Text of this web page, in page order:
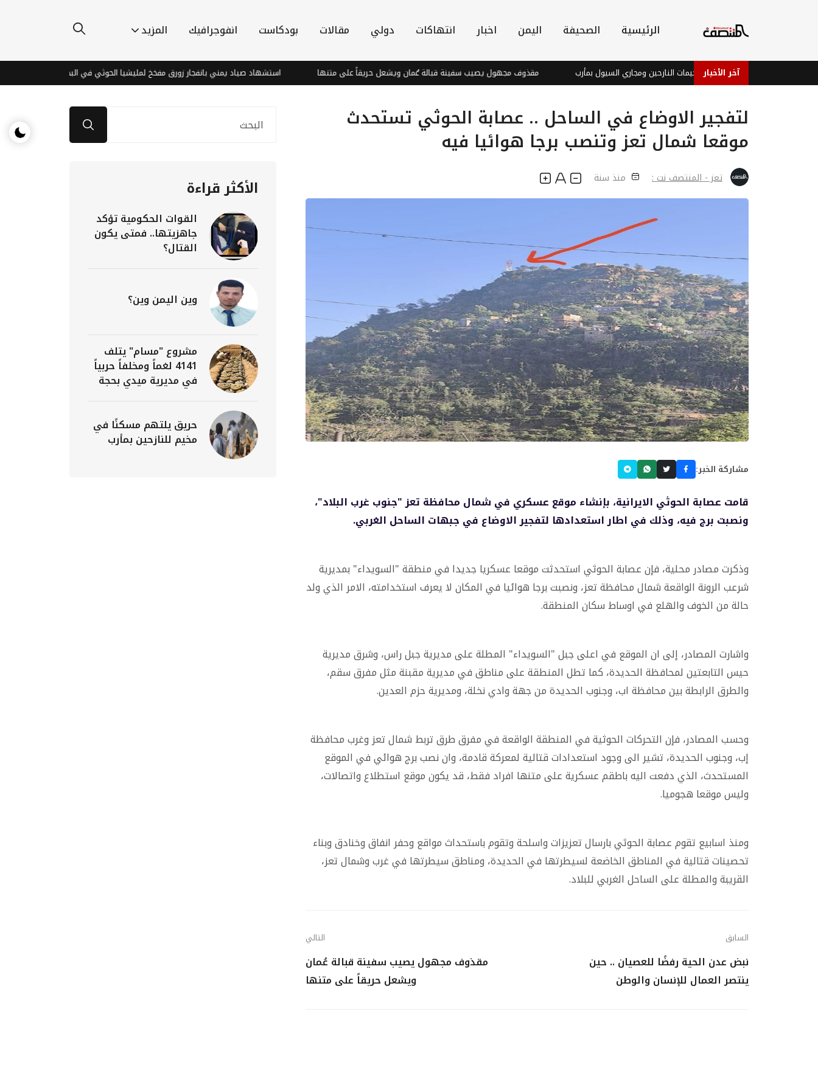
الرئيسية الصحيفة اليمن اخبار انتهاكات دولي مقالات بودكاست انفوجرافيك المزيد
آخر الأخبار
إتلاف ألغام وذخائر من مخيمات النازحين ومجاري السيول بمأرب مقذوف مجهول يصيب سفينة قبالة عُمان ويشعل حريقاً على متنها استشهاد صياد يمني بانفجار زورق مفخخ لمليشيا الحوثي في البحر الأحمر
لتفجير الاوضاع في الساحل .. عصابة الحوثي تستحدث
موقعا شمال تعز وتنصب برجا هوائيا فيه
تعز - المنتصف نت : منذ سنة
مشاركة الخبر:
قامت عصابة الحوثي الايرانية، بإنشاء موقع عسكري في شمال محافظة تعز "جنوب غرب البلاد"،
ونصبت برج فيه، وذلك في اطار استعدادها لتفجير الاوضاع في جبهات الساحل الغربي.
وذكرت مصادر محلية، فإن عصابة الحوثي استحدثت موقعا عسكريا جديدا في منطقة "السويداء" بمديرية
شرعب الرونة الواقعة شمال محافظة تعز، ونصبت برجا هوائيا في المكان لا يعرف استخدامته، الامر الذي ولد
حالة من الخوف والهلع في اوساط سكان المنطقة.
واشارت المصادر، إلى ان الموقع في اعلى جبل "السويداء" المطلة على مديرية جبل راس، وشرق مديرية
حيس التابعتين لمحافظة الحديدة، كما تطل المنطقة على مناطق في مديرية مقبنة مثل مفرق سقم،
والطرق الرابطة بين محافظة اب، وجنوب الحديدة من جهة وادي نخلة، ومديرية حزم العدين.
وحسب المصادر، فإن التحركات الحوثية في المنطقة الواقعة في مفرق طرق تربط شمال تعز وغرب محافظة
إب، وجنوب الحديدة، تشير الى وجود استعدادات قتالية لمعركة قادمة، وان نصب برج هوائي في الموقع
المستحدث، الذي دفعت اليه باطقم عسكرية على متنها افراد فقط، قد يكون موقع استطلاع واتصالات،
وليس موقعا هجوميا.
ومنذ اسابيع تقوم عصابة الحوثي بارسال تعزيزات واسلحة وتقوم باستحداث مواقع وحفر انفاق وخنادق وبناء
تحصينات قتالية في المناطق الخاضعة لسيطرتها في الحديدة، ومناطق سيطرتها في غرب وشمال تعز،
القريبة والمطلة على الساحل الغربي للبلاد.
السابق
نبض عدن الحية رفضًا للعصيان .. حين
ينتصر العمال للإنسان والوطن
التالي
مقذوف مجهول يصيب سفينة قبالة عُمان
ويشعل حريقاً على متنها
الأكثر قراءة
القوات الحكومية تؤكد
جاهزيتها.. فمتى يكون
القتال؟
وين اليمن وين؟
مشروع "مسام" يتلف
4141 لغماً ومخلفاً حربياً
في مديرية ميدي بحجة
حريق يلتهم مسكنًا في
مخيم للنازحين بمأرب